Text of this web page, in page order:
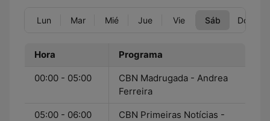
Lun Mar Mié Jue Vie Sáb Dom
Hora Programa
00:00 - 05:00
CBN Madrugada - Andrea
Ferreira
05:00 - 06:00
CBN Primeiras Notícias -